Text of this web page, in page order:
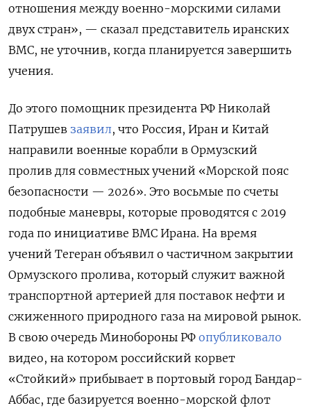
отношения между военно-морскими силами
двух стран», — сказал представитель иранских
ВМС, не уточнив, когда планируется завершить
учения.
До этого помощник президента РФ Николай
Патрушев заявил, что Россия, Иран и Китай
направили военные корабли в Ормузский
пролив для совместных учений «Морской пояс
безопасности — 2026». Это восьмые по счеты
подобные маневры, которые проводятся с 2019
года по инициативе ВМС Ирана. На время
учений Тегеран объявил о частичном закрытии
Ормузского пролива, который служит важной
транспортной артерией для поставок нефти и
сжиженного природного газа на мировой рынок.
В свою очередь Минобороны РФ опубликовало
видео, на котором российский корвет
«Стойкий» прибывает в портовый город Бандар-
Аббас, где базируется военно-морской флот